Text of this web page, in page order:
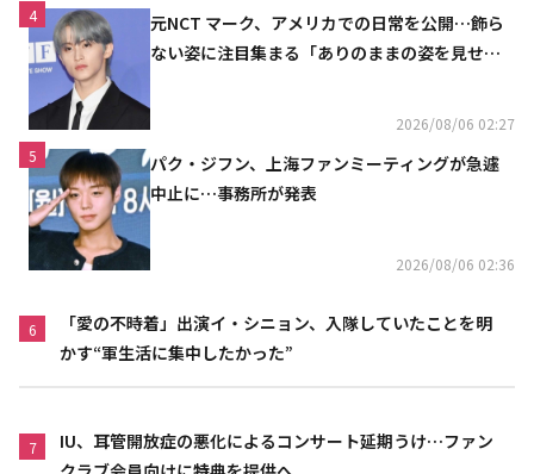
4
元NCT マーク、アメリカでの日常を公開…飾ら
ない姿に注目集まる「ありのままの姿を見せた
2026/08/06 02:27
5
パク・ジフン、上海ファンミーティングが急遽
中止に…事務所が発表
2026/08/06 02:36
6
「愛の不時着」出演イ・シニョン、入隊していたことを明
かす“軍生活に集中したかった”
7
IU、耳管開放症の悪化によるコンサート延期うけ…ファン